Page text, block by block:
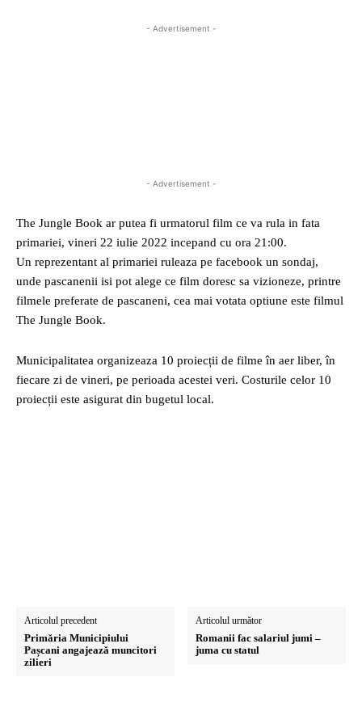
- Advertisement -
- Advertisement -
The Jungle Book ar putea fi urmatorul film ce va rula in fata
primariei, vineri 22 iulie 2022 incepand cu ora 21:00.
Un reprezentant al primariei ruleaza pe facebook un sondaj,
unde pascanenii isi pot alege ce film doresc sa vizioneze, printre
filmele preferate de pascaneni, cea mai votata optiune este filmul
The Jungle Book.
Municipalitatea organizeaza 10 proiecții de filme în aer liber, în
fiecare zi de vineri, pe perioada acestei veri. Costurile celor 10
proiecții este asigurat din bugetul local.
Articolul precedent
Primăria Municipiului
Pașcani angajează muncitori
zilieri
Articolul următor
Romanii fac salariul jumi –
juma cu statul